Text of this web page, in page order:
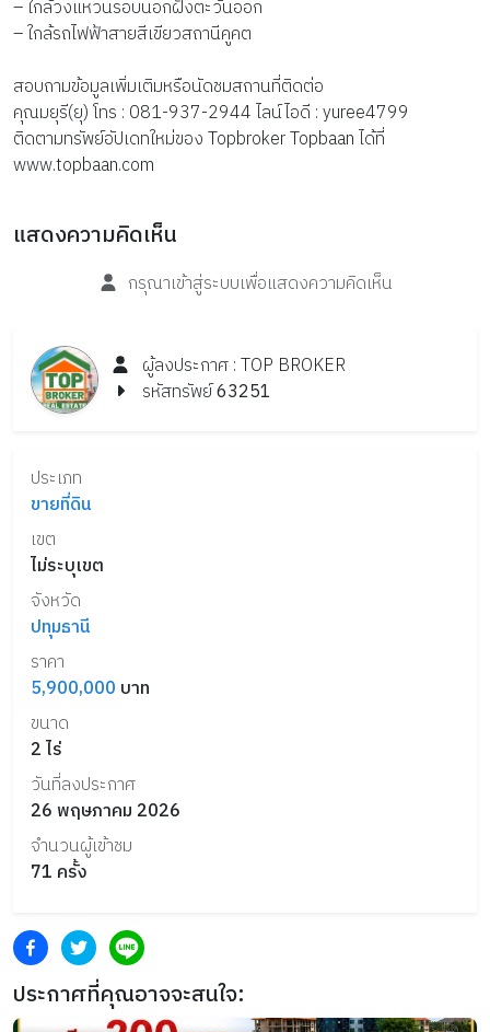
– ใกล้วงแหวนรอบนอกฝั่งตะวันออก
– ใกล้รถไฟฟ้าสายสีเขียวสถานีคูคต
สอบถามข้อมูลเพิ่มเติมหรือนัดชมสถานที่ติดต่อ
คุณมยุรี(ยุ) โทร : 081-937-2944 ไลน์ไอดี : yuree4799
ติดตามทรัพย์อัปเดทใหม่ของ Topbroker Topbaan ได้ที่
www.topbaan.com
แสดงความคิดเห็น
กรุณาเข้าสู่ระบบเพื่อแสดงความคิดเห็น
ผู้ลงประกาศ :TOP BROKER
รหัสทรัพย์63251
ประเภท
ขายที่ดิน
เขต
ไม่ระบุเขต
จังหวัด
ปทุมธานี
ราคา
5,900,000 บาท
ขนาด
2ไร่
วันที่ลงประกาศ
26 พฤษภาคม 2026
จำนวนผู้เข้าชม
71 ครั้ง
ประกาศที่คุณอาจจะสนใจ: